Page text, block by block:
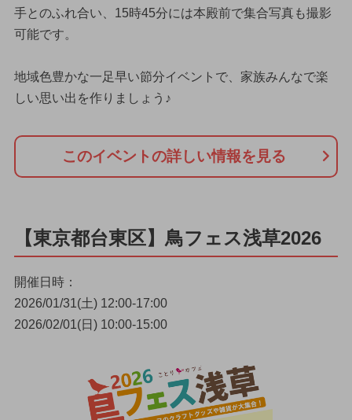
手とのふれ合い、15時45分には本殿前で集合写真も撮影
可能です。
地域色豊かな一足早い節分イベントで、家族みんなで楽
しい思い出を作りましょう♪
このイベントの詳しい情報を見る
【東京都台東区】鳥フェス浅草2026
開催日時：
2026/01/31(土) 12:00-17:00
2026/02/01(日) 10:00-15:00